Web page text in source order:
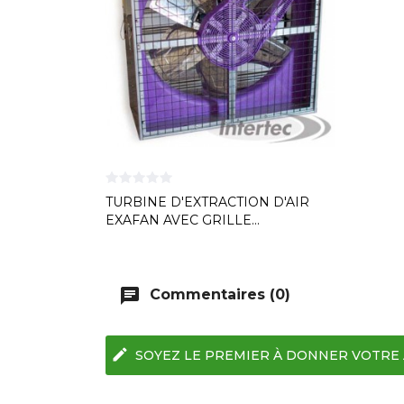
TURBINE D'EXTRACTION D'AIR
EXAFAN AVEC GRILLE...
chat Commentaires (0)
edit SOYEZ LE PREMIER À DONNER VOTRE